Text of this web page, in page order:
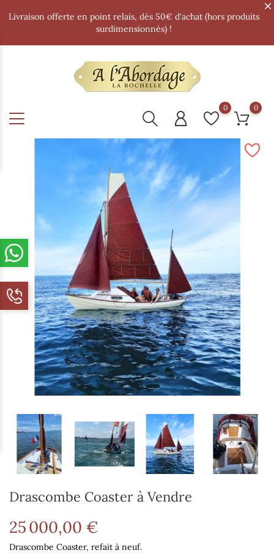
Livraison offerte en point relais, dès 50€ d'achat (hors produits
surdimensionnés) !
0 0
Drascombe Coaster à Vendre
25 000,00 €
Drascombe Coaster, refait à neuf.